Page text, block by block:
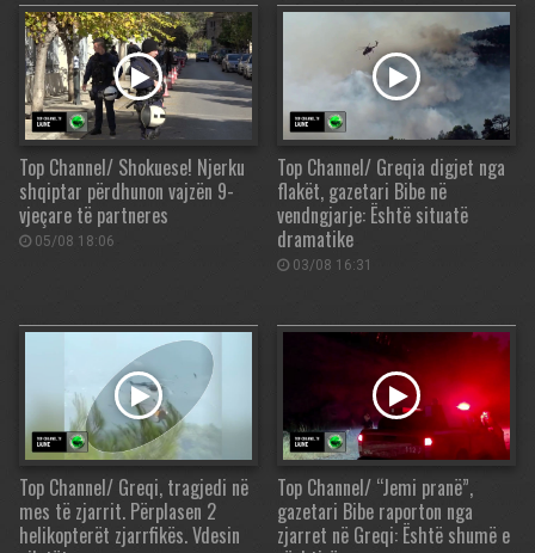
Top Channel/ Shokuese! Njerku
shqiptar përdhunon vajzën 9-
vjeçare të partneres
05/08 18:06
Top Channel/ Greqia digjet nga
flakët, gazetari Bibe në
vendngjarje: Është situatë
dramatike
03/08 16:31
Top Channel/ Greqi, tragjedi në
mes të zjarrit. Përplasen 2
helikopterët zjarrfikës. Vdesin
Top Channel/ “Jemi pranë”,
gazetari Bibe raporton nga
zjarret në Greqi: Është shumë e